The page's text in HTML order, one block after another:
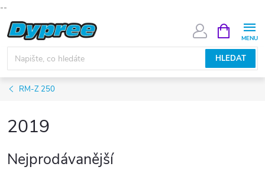
--
Přejít
na
obsah
HLEDAT
NÁKUPNÍ
KOŠÍK
RM-Z 250
2019
Nejprodávanější